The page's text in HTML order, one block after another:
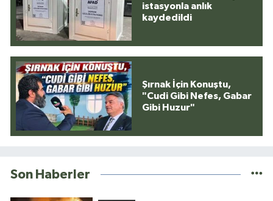
istasyonla anlık
kaydedildi
Şırnak İçin Konuştu,
"Cudi Gibi Nefes, Gabar
Gibi Huzur"
Son Haberler